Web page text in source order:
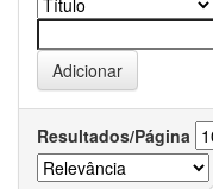
Resultados/Página